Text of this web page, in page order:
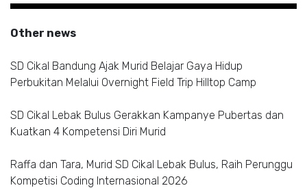
Other news
SD Cikal Bandung Ajak Murid Belajar Gaya Hidup
Perbukitan Melalui Overnight Field Trip Hilltop Camp
SD Cikal Lebak Bulus Gerakkan Kampanye Pubertas dan
Kuatkan 4 Kompetensi Diri Murid
Raffa dan Tara, Murid SD Cikal Lebak Bulus, Raih Perunggu
Kompetisi Coding Internasional 2026